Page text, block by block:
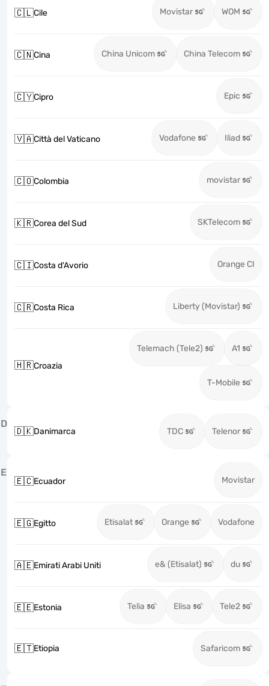
🇨🇱Cile Movistar WOM
🇨🇳Cina China Unicom China Telecom
🇨🇾Cipro Epic
🇻🇦Città del Vaticano Vodafone Iliad
🇨🇴Colombia movistar
🇰🇷Corea del Sud SKTelecom
🇨🇮Costa d'Avorio Orange CI
🇨🇷Costa Rica Liberty (Movistar)
🇭🇷Croazia
Telemach (Tele2) A1
T-Mobile
D
🇩🇰Danimarca TDC Telenor
E
🇪🇨Ecuador Movistar
🇪🇬Egitto Etisalat Orange Vodafone
🇦🇪Emirati Arabi Uniti e& (Etisalat) du
🇪🇪Estonia Telia Elisa Tele2
🇪🇹Etiopia Safaricom